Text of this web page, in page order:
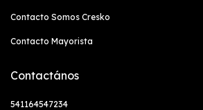
Contacto Somos Cresko
Contacto Mayorista
Contactános
541164547234